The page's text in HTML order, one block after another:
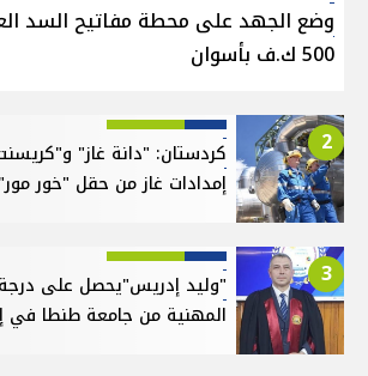
وضع الجهد على محطة مفاتيح السد
500 ك.ف بأسوان
2
كردستان: "دانة غاز"
إمدادات غاز من حقل "خور مور"
3
"وليد إدريس"يحصل على درجة
المهنية من جامعة طنطا في